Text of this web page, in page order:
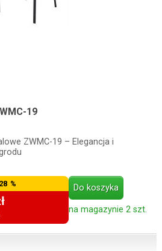
19
ZWMC-19 – Elegancja i
% Do koszyka
na magazynie 2 szt.